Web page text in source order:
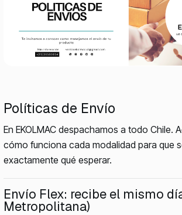
Políticas de Envío
En EKOLMAC despachamos a todo Chile.
cómo funciona cada modalidad para que
exactamente qué esperar.
Envío Flex: recibe el mismo
Metropolitana)